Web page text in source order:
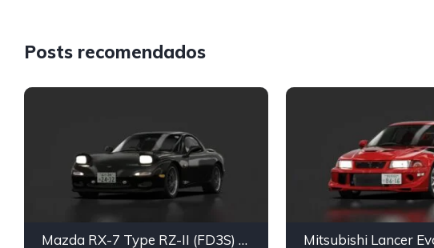
Posts recomendados
Mazda RX-7 Type RZ-II (FD3S) ɛ̃fini